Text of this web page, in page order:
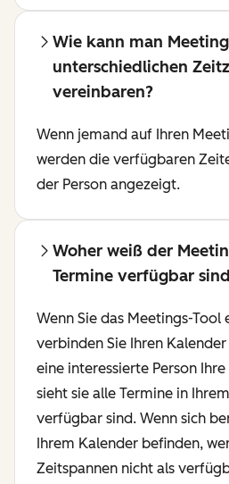
Wie kann man
unterschiedlichen
vereinbaren?
Wenn jemand auf Ihren
werden die verfügbaren
der Person angezeigt.
Woher weiß der
Termine verfügbar
Wenn Sie das Meetings-Tool
verbinden Sie Ihren
eine interessierte Person
sieht sie alle Termine in
verfügbar sind. Wenn sich
Ihrem Kalender befinden,
Zeitspannen nicht als